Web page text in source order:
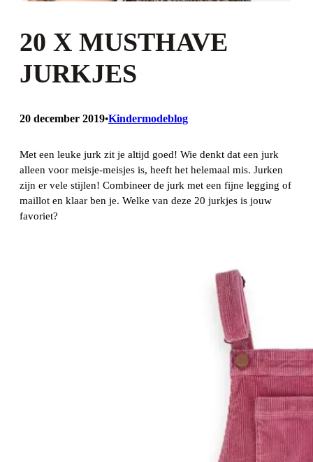
20 X MUSTHAVE
JURKJES
20 december 2019•Kindermodeblog
Met een leuke jurk zit je altijd goed! Wie denkt dat een jurk
alleen voor meisje-meisjes is, heeft het helemaal mis. Jurken
zijn er vele stijlen! Combineer de jurk met een fijne legging of
maillot en klaar ben je. Welke van deze 20 jurkjes is jouw
favoriet?